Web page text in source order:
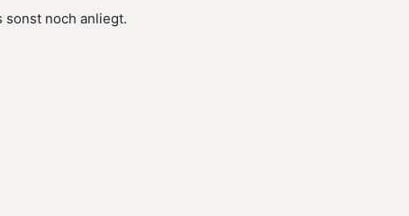
noch anliegt.